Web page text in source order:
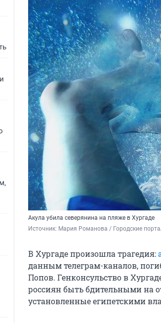
Акула убила северянина на пляже в Хургаде
Источник: Мария Романова / Городские
В Хургаде произошла трагедия:
данным телеграм-каналов,
Попов. Генконсульство в
россиян быть бдительными на
установленные египетскими